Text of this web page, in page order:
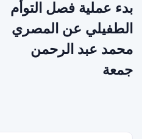
بدء عملية فصل التوأم
الطفيلي عن المصري
محمد عبد الرحمن
جمعة